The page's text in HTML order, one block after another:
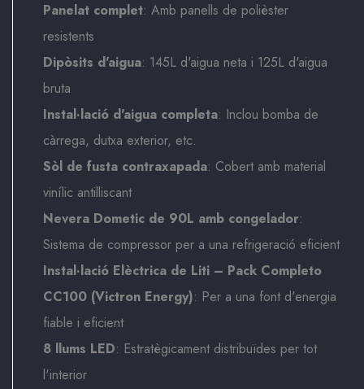
Panelat complet: Amb panells de polièster
resistents
Dipòsits d'aigua: 145L d'aigua neta i 125L d'aigua
bruta
Instal·lació d'aigua completa: Inclou bomba de
càrrega, dutxa exterior, etc.
Sòl de fusta contraxapada: Cobert amb material
vinílic antilliscant
Nevera Dometic de 90L amb congelador:
Sistema de compressor per a una refrigeració eficient
Instal·lació Elèctrica de Liti – Pack Completo
CC100 (Victron Energy): Per a una font d'energia
fiable i eficient
8 llums LED: Estratègicament distribuïdes per tot
l'interior